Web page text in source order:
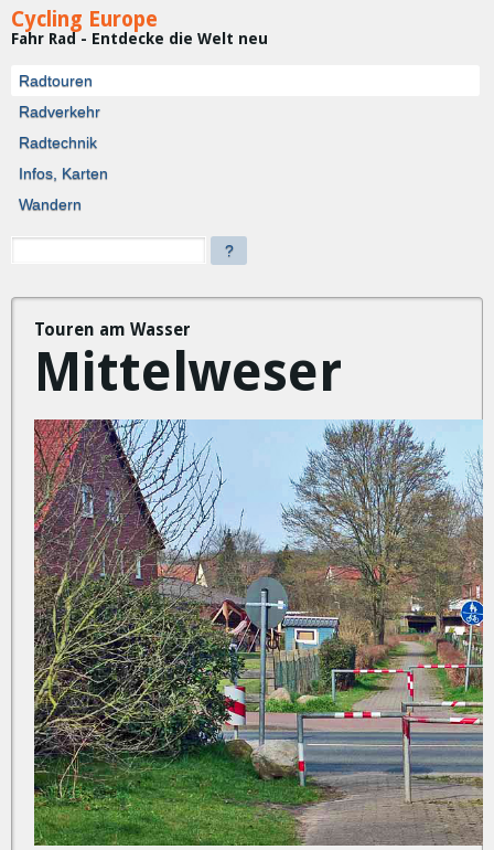
Cycling Europe
Fahr Rad - Entdecke die Welt neu
Radtouren
Radverkehr
Radtechnik
Infos, Karten
Wandern
?
Touren am Wasser
Mittelweser